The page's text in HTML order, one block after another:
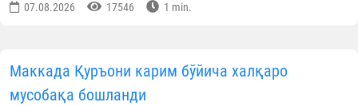
07.08.2026 17546 1 min.
Маккада Қуръони карим бўйича халқаро
мусобақа бошланди